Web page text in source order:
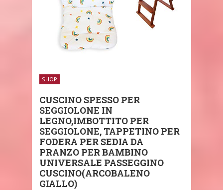
SHOP
CUSCINO SPESSO PER
SEGGIOLONE IN
LEGNO,IMBOTTITO PER
SEGGIOLONE, TAPPETINO PER
FODERA PER SEDIA DA
PRANZO PER BAMBINO
UNIVERSALE PASSEGGINO
CUSCINO(ARCOBALENO
GIALLO)